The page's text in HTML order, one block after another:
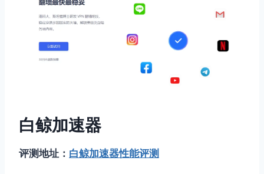
白鲸加速器
评测地址： 白鲸加速器性能评测